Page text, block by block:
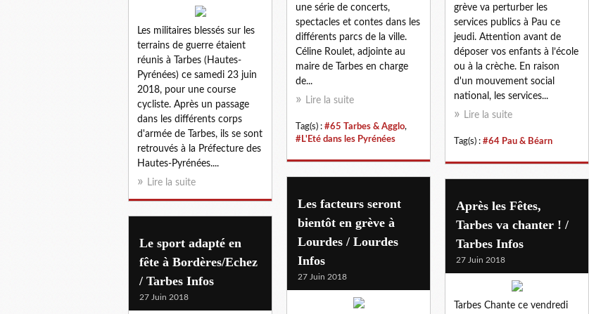
une série de concerts,
spectacles et contes dans les
différents parcs de la ville.
Céline Roulet, adjointe au
maire de Tarbes en charge
de...
Lire la suite
Tag(s) : #65 Tarbes & Agglo,
#L'Eté dans les Pyrénées
grève va perturber les
services publics à Pau ce
jeudi. Attention avant de
déposer vos enfants à l’école
ou à la crèche. En raison
d'un mouvement social
national, les services...
Lire la suite
Tag(s) : #64 Pau & Béarn
Les militaires blessés sur les
terrains de guerre étaient
réunis à Tarbes (Hautes-
Pyrénées) ce samedi 23 juin
2018, pour une course
cycliste. Après un passage
dans les différents corps
d'armée de Tarbes, ils se sont
retrouvés à la Préfecture des
Hautes-Pyrénées....
Lire la suite
Les facteurs seront
bientôt en grève à
Lourdes / Lourdes
Infos
27 Juin 2018
Après les Fêtes,
Tarbes va chanter ! /
Tarbes Infos
27 Juin 2018
Tarbes Chante ce vendredi
Le sport adapté en
fête à Bordères/Echez
/ Tarbes Infos
27 Juin 2018